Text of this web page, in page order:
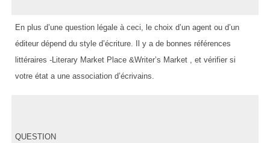
En plus d’une question légale à ceci, le choix d’un agent ou d’un
éditeur dépend du style d’écriture. Il y a de bonnes références
littéraires -Literary Market Place &Writer’s Market , et vérifier si
votre état a une association d’écrivains.
QUESTION